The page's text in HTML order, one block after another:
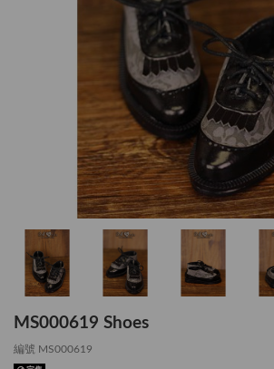
MS000619 Shoes
編號 MS000619